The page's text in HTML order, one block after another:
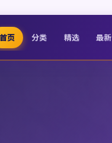
首页 分类 精选 最新